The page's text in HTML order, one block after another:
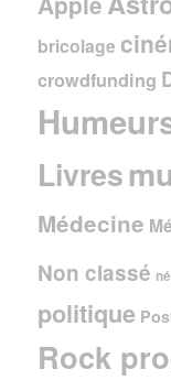
bricolage
crowdfunding
Livres
Médecine
Non classé
politique
Rock